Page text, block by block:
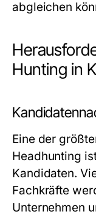
abgleichen
Hunting in
Eine der
Headhunting
Kandidaten.
Fachkräfte
Unternehmen